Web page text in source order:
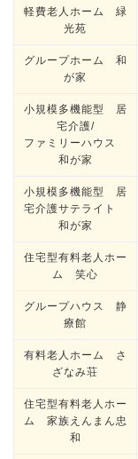
軽費老人ホーム 緑
光苑
グループホーム 和
が家
小規模多機能型 居
宅介護/
ファミリーハウス
和が家
小規模多機能型 居
宅介護サテライト
和が家
住宅型有料老人ホー
ム 笑心
グループハウス 静
療館
有料老人ホーム さ
ざなみ荘
住宅型有料老人ホー
ム 家族えんまん忠
和